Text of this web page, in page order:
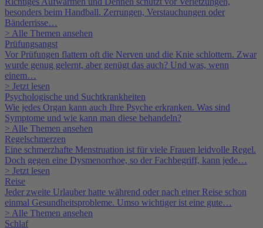
besonders beim Handball. Zerrungen, Verstauchungen oder
Bänderrisse…
> Alle Themen ansehen
Prüfungsangst
Vor Prüfungen flattern oft die Nerven und die Knie schlottern. Zwar
wurde genug gelernt, aber genügt das auch? Und was, wenn
einem…
> Jetzt lesen
Psychologische und Suchtkrankheiten
Wie jedes Organ kann auch Ihre Psyche erkranken. Was sind
Symptome und wie kann man diese behandeln?
> Alle Themen ansehen
Regelschmerzen
Eine schmerzhafte Menstruation ist für viele Frauen leidvolle Regel.
Doch gegen eine Dysmenorrhoe, so der Fachbegriff, kann jede…
> Jetzt lesen
Reise
Jeder zweite Urlauber hatte während oder nach einer Reise schon
einmal Gesundheitsprobleme. Umso wichtiger ist eine gute…
> Alle Themen ansehen
Schlaf